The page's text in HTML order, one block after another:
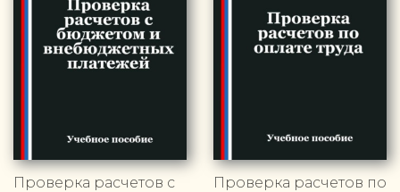
Проверка расчетов с
Проверка расчетов по